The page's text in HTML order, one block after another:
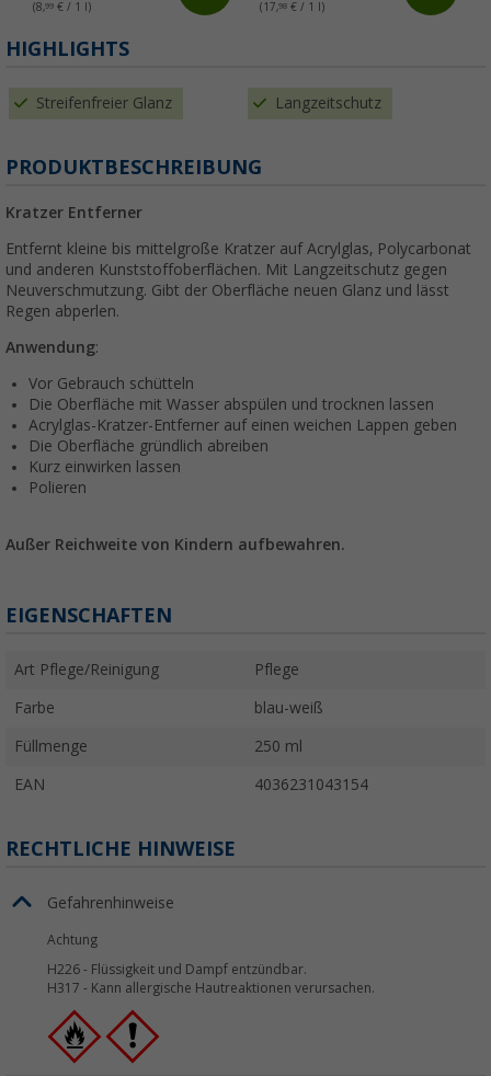
(8,99 € / 1 l) (17,98€ / 1 l)
HIGHLIGHTS
Streifenfreier Glanz Langzeitschutz
PRODUKTBESCHREIBUNG
Kratzer Entferner
Entfernt kleine bis mittelgroße Kratzer auf Acrylglas, Polycarbonat
und anderen Kunststoffoberflächen. Mit Langzeitschutz gegen
Neuverschmutzung. Gibt der Oberfläche neuen Glanz und lässt
Regen abperlen.
Anwendung:
Vor Gebrauch schütteln
Die Oberfläche mit Wasser abspülen und trocknen lassen
Acrylglas-Kratzer-Entferner auf einen weichen Lappen geben
Die Oberfläche gründlich abreiben
Kurz einwirken lassen
Polieren
Außer Reichweite von Kindern aufbewahren.
EIGENSCHAFTEN
Art Pflege/Reinigung Pflege
Farbe blau-weiß
Füllmenge 250 ml
EAN 4036231043154
RECHTLICHE HINWEISE
Gefahrenhinweise
Achtung
H226 - Flüssigkeit und Dampf entzündbar.
H317 - Kann allergische Hautreaktionen verursachen.